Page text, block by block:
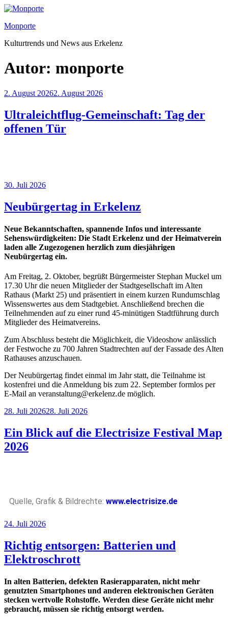
Monporte
Kulturtrends und News aus Erkelenz
Autor: monporte
2. August 20262. August 2026
Ultraleichtflug-Gemeinschaft: Tag der
offenen Tür
30. Juli 2026
Neubürgertag in Erkelenz
Neue Bekanntschaften, spannende Infos und interessante
Sehenswürdigkeiten: Die Stadt Erkelenz und der Heimatverein
laden alle Zugezogenen herzlich zum diesjährigen
Neubürgertag ein.
Am Freitag, 2. Oktober, begrüßt Bürgermeister Stephan Muckel um
17.30 Uhr die neuen Mitglieder der Stadtgesellschaft im Alten
Rathaus (Markt 25) und präsentiert in einem kurzen Rundumschlag
Wissenswertes aus dem Stadtgebiet. Anschließend brechen die
Teilnehmenden auf zu einer rund 45-minütigen Stadtführung durch
Mitglieder des Heimatvereins.
Zum Abschluss besteht die Möglichkeit, die Videoshow anlässlich
der Festwoche zu 700 Jahren Stadtrechten auf der Fassade des Alten
Rathauses anzuschauen.
Der Neubürgertag findet einmal im Jahr statt, die Teilnahme ist
kostenfrei und die Anmeldung bis zum 22. September formlos per
E-Mail an veranstaltung@erkelenz.de möglich.
28. Juli 202628. Juli 2026
Ein Blick auf die Electrisize Festival Map
2026
Quelle, Grafik & Bildrechte: www.electrisize.de
24. Juli 2026
Richtig entsorgen: Batterien und
Elektroschrott
In alten Batterien, defekten Rasierapparaten, nicht mehr
genutzten Smartphones und anderen elektronischen Geräten
stecken wertvolle Rohstoffe. Werden diese Geräte nicht mehr
gebraucht, müssen sie richtig entsorgt werden.